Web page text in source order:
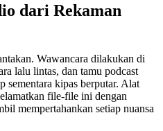
dari Rekaman
Wawancara dilakukan di
lalu lintas, dan tamu podcast
sementara kipas berputar. Alat
file-file ini dengan
mempertahankan setiap nuansa